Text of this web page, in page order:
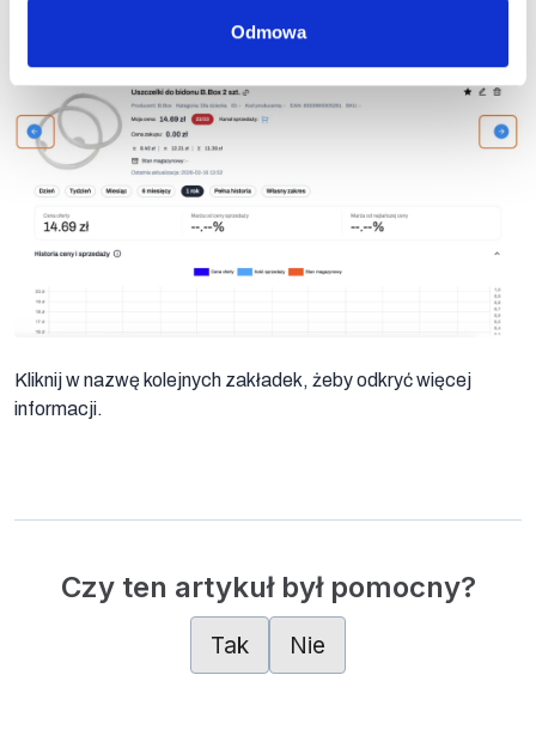
Odmowa
Kliknij w nazwę kolejnych zakładek, żeby odkryć więcej
informacji.
Czy ten artykuł był pomocny?
Tak Nie